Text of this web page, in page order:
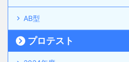
AB型
プロテスト